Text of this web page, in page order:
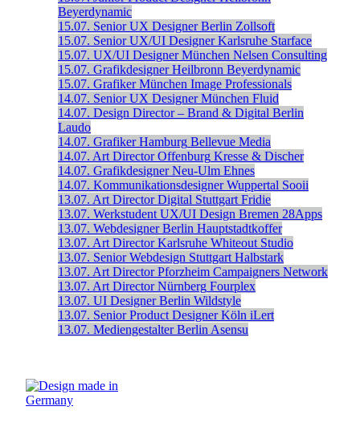
Beyerdynamic
15.07. Senior UX Designer Berlin Zollsoft
15.07. Senior UX/UI Designer Karlsruhe Starface
15.07. UX/UI Designer München Nelsen Consulting
15.07. Grafikdesigner Heilbronn Beyerdynamic
15.07. Grafiker München Image Professionals
14.07. Senior UX Designer München Fluid
14.07. Design Director – Brand & Digital Berlin
Laudo
14.07. Grafiker Hamburg Bellevue Media
14.07. Art Director Offenburg Kresse & Discher
14.07. Grafikdesigner Neu-Ulm Ehnes
14.07. Kommunikationsdesigner Wuppertal Sooii
13.07. Art Director Digital Stuttgart Fridie
13.07. Werkstudent UX/UI Design Bremen 28Apps
13.07. Webdesigner Berlin Hauptstadtkoffer
13.07. Art Director Karlsruhe Whiteout Studio
13.07. Senior Webdesign Stuttgart Halbstark
13.07. Art Director Pforzheim Campaigners Network
13.07. Art Director Nürnberg Fourplex
13.07. UI Designer Berlin Wildstyle
13.07. Senior Product Designer Köln iLert
13.07. Mediengestalter Berlin Asensu